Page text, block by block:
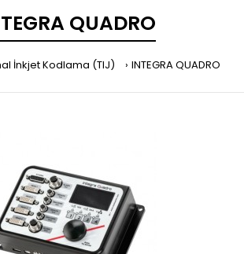
QUADRO
İnkjet Kodlama (TIJ) INTEGRA QUADRO